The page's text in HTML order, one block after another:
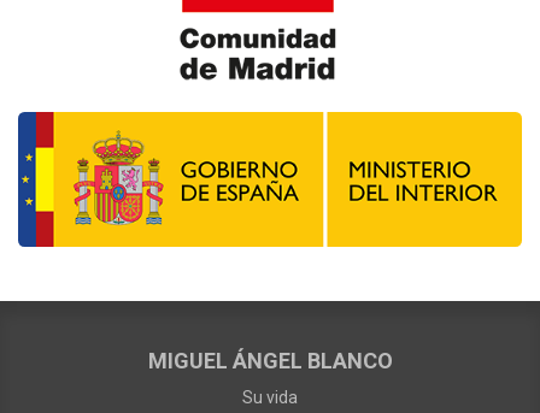
MIGUEL ÁNGEL BLANCO
Su vida